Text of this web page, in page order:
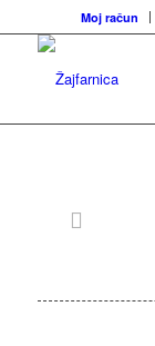
Moj račun